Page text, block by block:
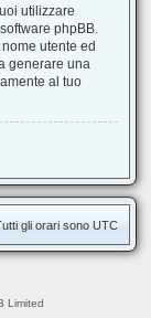
utilizzare
phpBB.
utente ed
generare una
al tuo
gli orari sono UTC
Limited